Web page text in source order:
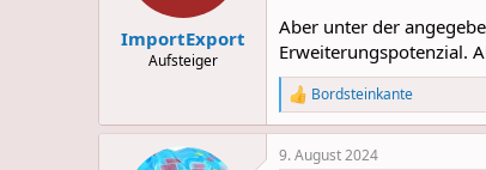
:
ImportExport
Aufsteiger
Aber unter der
Erweiterungspotenzial.
R
e
a
c
Bordsteinkante
9. August 2024